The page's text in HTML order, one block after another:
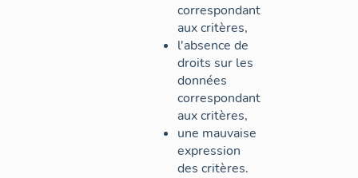
correspondant
aux critères,
l'absence de
droits sur les
données
correspondant
aux critères,
une mauvaise
expression
des critères.